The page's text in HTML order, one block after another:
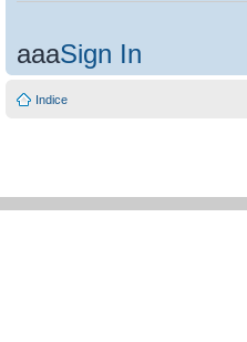
aaaSign In
Indice